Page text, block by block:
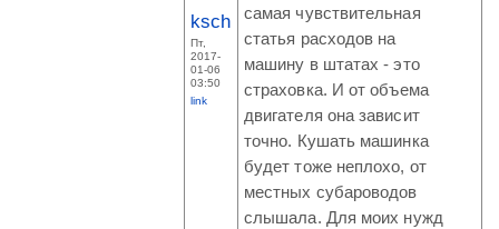
ksch
Пт,
2017-
01-06
03:50
link
самая чувствительная
статья расходов на
машину в штатах - это
страховка. И от объема
двигателя она зависит
точно. Кушать машинка
будет тоже неплохо, от
местных субароводов
слышала. Для моих нужд